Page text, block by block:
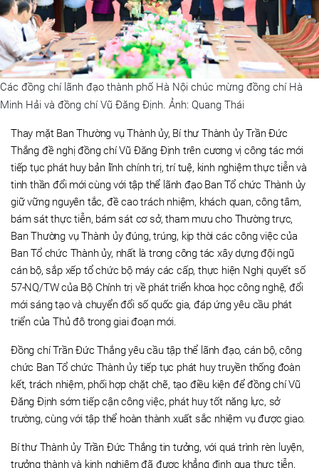
Các đồng chí lãnh đạo thành phố Hà Nội chúc mừng đồng chí Hà
Minh Hải và đồng chí Vũ Đăng Định. Ảnh: Quang Thái
Thay mặt Ban Thường vụ Thành ủy, Bí thư Thành ủy Trần Đức
Thắng đề nghị đồng chí Vũ Đăng Định trên cương vị công tác mới
tiếp tục phát huy bản lĩnh chính trị, trí tuệ, kinh nghiệm thực tiễn và
tinh thần đổi mới cùng với tập thể lãnh đạo Ban Tổ chức Thành ủy
giữ vững nguyên tắc, đề cao trách nhiệm, khách quan, công tâm,
bám sát thực tiễn, bám sát cơ sở, tham mưu cho Thường trực,
Ban Thường vụ Thành ủy đúng, trúng, kịp thời các công việc của
Ban Tổ chức Thành ủy, nhất là trong công tác xây dựng đội ngũ
cán bộ, sắp xếp tổ chức bộ máy các cấp, thực hiện Nghị quyết số
57-NQ/TW của Bộ Chính trị về phát triển khoa học công nghệ, đổi
mới sáng tạo và chuyển đổi số quốc gia, đáp ứng yêu cầu phát
triển của Thủ đô trong giai đoạn mới.
Đồng chí Trần Đức Thắng yêu cầu tập thể lãnh đạo, cán bộ, công
chức Ban Tổ chức Thành ủy tiếp tục phát huy truyền thống đoàn
kết, trách nhiệm, phối hợp chặt chẽ, tạo điều kiện để đồng chí Vũ
Đăng Định sớm tiếp cận công việc, phát huy tốt năng lực, sở
trường, cùng với tập thể hoàn thành xuất sắc nhiệm vụ được giao.
Bí thư Thành ủy Trần Đức Thắng tin tưởng, với quá trình rèn luyện,
trưởng thành và kinh nghiệm đã được khẳng định qua thực tiễn,